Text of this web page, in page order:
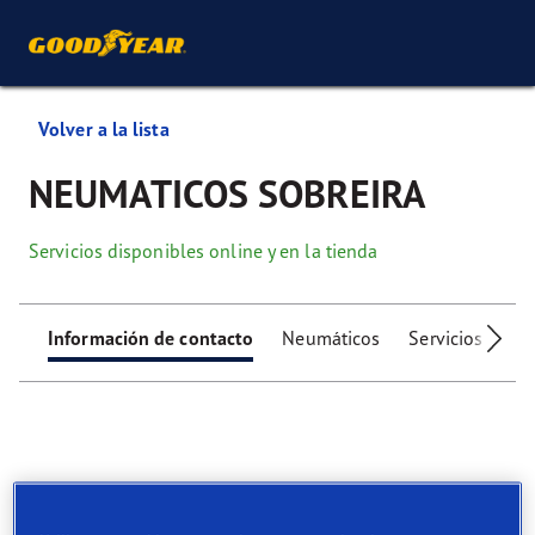
Volver a la lista
NEUMATICOS SOBREIRA
Servicios disponibles online y en la tienda
Información de contacto Neumáticos Servicios